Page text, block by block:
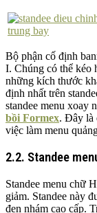
Bộ phận cố định
I. Chúng có thể kéo
những kích thước
định nhất trên
standee menu xoay
bồi Formex. Đây là
việc làm menu
2.2. Standee
Standee menu chữ
giảm. Standee này
đen nhám cao cấp.